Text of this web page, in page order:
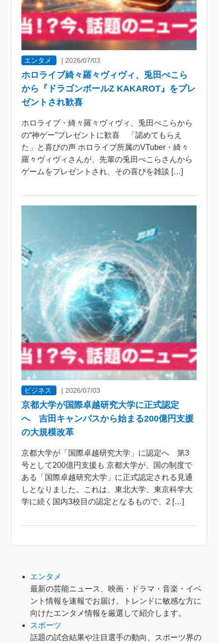
エンタメ | 2026/07/03
ホロライブ綺々羅々ヴィヴィ、兎田ぺこら
から『ドラゴンボールZ KAKAROT』をプレ
ゼントされ歓喜
ホロライブ・綺々羅々ヴィヴィ、兎田ぺこらから
の“神ゲー”プレゼントに歓喜 「認めてもらえ
た」と喜びの声 ホロライブ所属のVTuber・綺々
羅々ヴィヴィさんが、先輩の兎田ぺこらさんから
ゲームをプレゼントされ、その喜びを雑談 […]
ビジネス |2026/07/03
京都大学が国際卓越研究大学に正式認定
へ 吉田キャンパスから始まる200億円支援
の大規模改革
京都大学が「国際卓越研究大学」に認定へ 第3
号として200億円支援も 京都大学が、国の制度で
ある「国際卓越研究大学」に正式認定される見通
しとなりました。これは、東北大学、東京科学大
学に続く国内3校目の認定となるもので、2 […]
エンタメ
最新の芸能ニュース、映画・ドラマ・音楽・イベ
ント情報を速報でお届け。トレンドに敏感な方に
向けたエンタメ情報を厳選して紹介します。
スポーツ
話題の試合結果や注目選手の動向、スポーツ界の